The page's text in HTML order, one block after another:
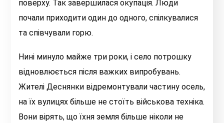
поверху. Так завершилася окупація. Люди
почали приходити один до одного, спілкувалися
та співчували горю.
Нині минуло майже три роки, і село потрошку
відновлюється після важких випробувань.
Жителі Деснянки відремонтували частину осель,
на їх вулицях більше не стоїть військова техніка.
Вони вірять, що їхня земля більше ніколи не